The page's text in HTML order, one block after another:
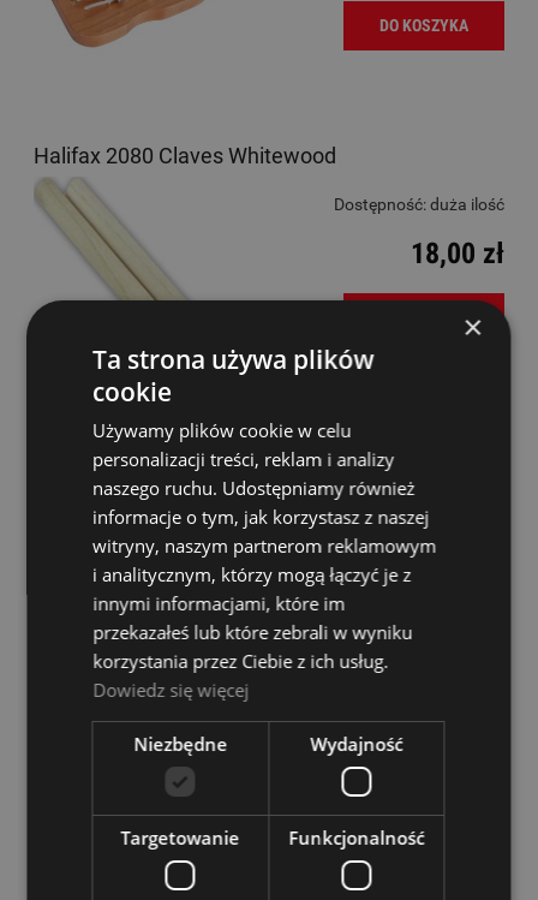
DO KOSZYKA
Halifax 2080 Claves Whitewood
Dostępność:duża ilość
18,00 zł
DO KOSZYKA
Halifax 1830 Tamburine 10" Double
Dostępność:średnia ilość
57,00 zł
Halifax 1877 Tamburine 10" Double
Dostępność:
×
Ta strona używa plików
cookie
Używamy plików cookie w celu
personalizacji treści, reklam i analizy
naszego ruchu. Udostępniamy również
informacje o tym, jak korzystasz z naszej
witryny, naszym partnerom reklamowym
i analitycznym, którzy mogą łączyć je z
innymi informacjami, które im
przekazałeś lub które zebrali w wyniku
korzystania przez Ciebie z ich usług.
Dowiedz się więcej
Niezbędne Wydajność
Targetowanie Funkcjonalność